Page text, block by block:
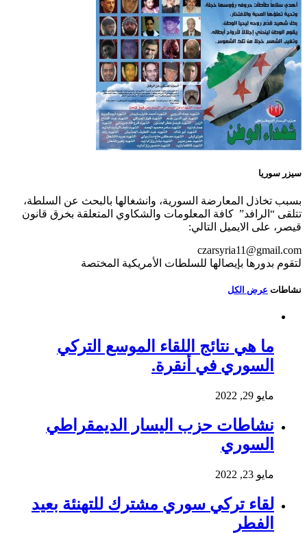
سيزر سوريا
بسبب تخاذل المعارضة السورية، وانشغالها بالبحث عن السلطة،
تتلقى “الرافد” كافة المعلومات والشكاوي المتعلقة بخرق قانون
قيصر، على الايميل التالي:
czarsyria11@gmail.com
لتقوم بدورها بإيصالها للسلطات الأمريكية المختصة
نشاطات عرض الكل
ما هي نتائج اللقاء الموسع التركي
السوري في أنقرة.
مايو 29, 2022
نشاطات حزب اليسار الديمقراطي
السوري
مايو 23, 2022
لقاء تركي سوري مشترك للتهنئة بعيد
الفطر